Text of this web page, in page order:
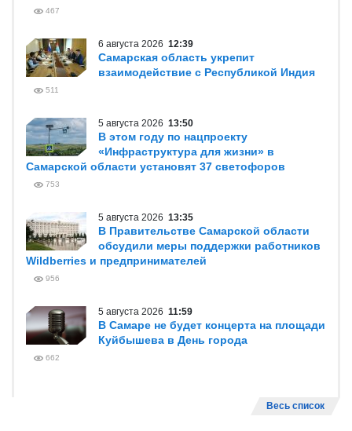
467
6 августа 2026 12:39
Самарская область укрепит
взаимодействие с Республикой Индия
511
5 августа 2026 13:50
В этом году по нацпроекту
«Инфраструктура для жизни» в
Самарской области установят 37 светофоров
753
5 августа 2026 13:35
В Правительстве Самарской области
обсудили меры поддержки работников
Wildberries и предпринимателей
956
5 августа 2026 11:59
В Самаре не будет концерта на площади
Куйбышева в День города
662
Весь список